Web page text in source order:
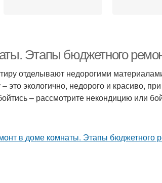
Этапы бюджетного
отделывают недорогими
это экологично, недорого и красиво,
– рассмотрите некондицию или